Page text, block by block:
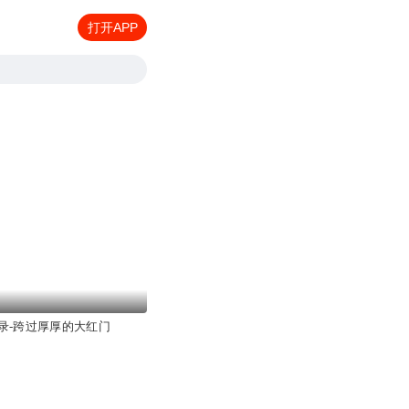
打开APP
-跨过厚厚的大红门